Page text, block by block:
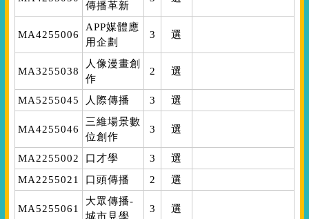
傳播革新
MA4255006
APP媒體應
用企劃
3 選
MA3255038
人像漫畫創
作
2 選
MA5255045 人際傳播 3 選
MA4255046
三維場景數
位創作
3 選
MA2255002 口才學 3
選
MA2255021
口頭傳播 2 選
MA5255061
大眾傳播-
城市見學
3 選